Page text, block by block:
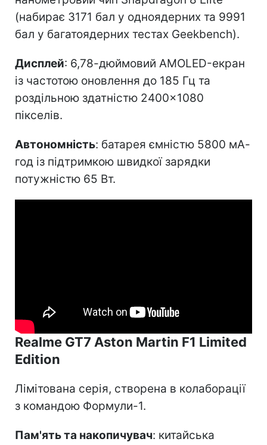
(набирає 3171 бал у одноядерних та 9991
бал у багатоядерних тестах Geekbench).
Дисплей: 6,78-дюймовий AMOLED-екран
із частотою оновлення до 185 Гц та
роздільною здатністю 2400×1080
пікселів.
Автономність: батарея ємністю 5800 мА-
год із підтримкою швидкої зарядки
потужністю 65 Вт.
Realme GT7 Aston Martin F1 Limited
Edition
Лімітована серія, створена в колаборації
з командою Формули-1.
Пам'ять та накопичувач: китайська